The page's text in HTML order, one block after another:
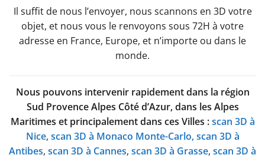
Il suffit de nous l’envoyer, nous scannons en 3D votre
objet, et nous vous le renvoyons sous 72H à votre
adresse en France, Europe, et n’importe ou dans le
monde.
Nous pouvons intervenir rapidement dans la région
Sud Provence Alpes Côté d’Azur, dans les Alpes
Maritimes et principalement dans ces Villes : scan 3D à
Nice, scan 3D à Monaco Monte-Carlo, scan 3D à
Antibes, scan 3D à Cannes, scan 3D à Grasse, scan 3D à